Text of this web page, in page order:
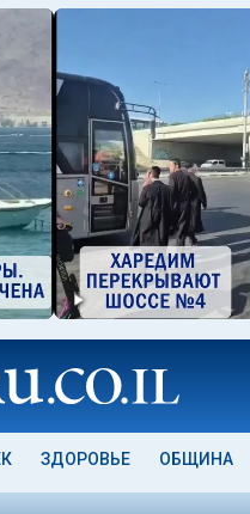
ЗДОРОВЬЕ ОБЩИНА